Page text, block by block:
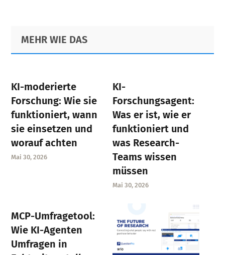
Primary
Sidebar
Footer
MEHR WIE DAS
KI-moderierte
Forschung: Wie sie
funktioniert, wann
sie einsetzen und
worauf achten
Mai 30, 2026
KI-
Forschungsagent:
Was er ist, wie er
funktioniert und
was Research-
Teams wissen
müssen
Mai 30, 2026
MCP-Umfragetool:
Wie KI-Agenten
Umfragen in